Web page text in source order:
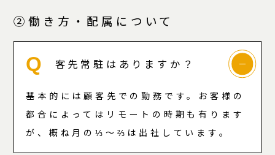
②働き方・配属について
Q 客先常駐はありますか？
基本的には顧客先での勤務です。お客様の
都合によってはリモートの時期も有ります
が、概ね月の⅓～⅔は出社しています。